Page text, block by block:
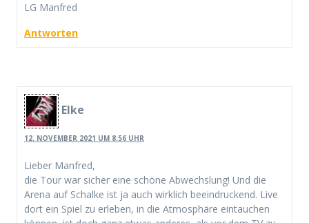
LG Manfred
Antworten
Elke
12. NOVEMBER 2021 UM 8:56 UHR
Lieber Manfred,
die Tour war sicher eine schöne Abwechslung! Und die
Arena auf Schalke ist ja auch wirklich beeindruckend. Live
dort ein Spiel zu erleben, in die Atmosphäre eintauchen